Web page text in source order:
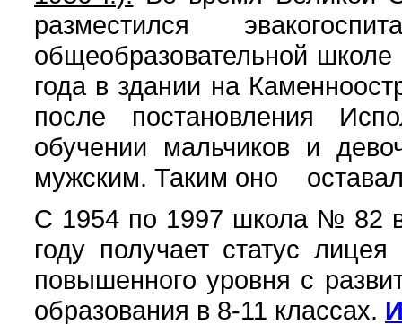
разместился
общеобразовательной
года в здании на
после постановления
обучении мальчиков и
мужским. Таким оно
С 1954 по 1997 школа № 82
году получает статус
повышенного уровня с
образования в 8-11 классах.